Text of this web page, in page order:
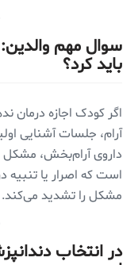
سوال مهم
باید کرد؟
اگر کودک اجازه درمان
آرام، جلسات آشنایی
داروی آرام‌بخش، مشکل
است که اصرار یا تنبیه
مشکل را تشدید می‌کند.
در انتخاب